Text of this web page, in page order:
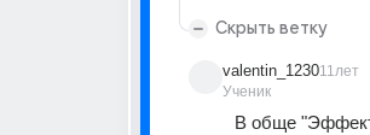
Скрыть ветку
valentin_1230
Ученик
11лет
В обще